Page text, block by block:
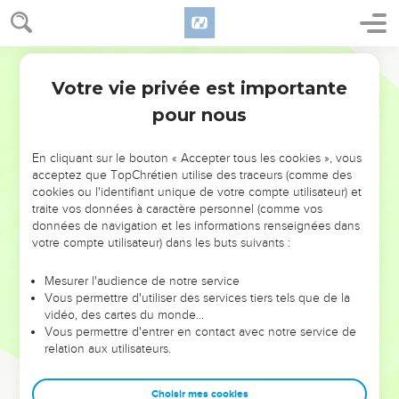
NE MANQUEZ PAS L’ÉVÉNEMENT
DE L’ANNÉE !
ET SI LEURS ERREURS POUVAIENT VOUS ÉVITER LES
VOTRES ?
leur foi ou leur vision. Mais on voit moins les doutes, les erreurs
et les saisons difficiles qu'ils ont traversés, alors même que ce
sont elles qui les ont façonnés.
Dans cette conférence, leaders, entrepreneurs, et responsables
clés pour avancer avec plus de sagesse afin que leurs erreurs
Votre vie privée est importante
pour nous
En cliquant sur le bouton « Accepter tous les cookies », vous
acceptez que TopChrétien utilise des traceurs (comme des
cookies ou l'identifiant unique de votre compte utilisateur) et
traite vos données à caractère personnel (comme vos
données de navigation et les informations renseignées dans
votre compte utilisateur) dans les buts suivants :
Mesurer l'audience de notre service
Vous permettre d'utiliser des services tiers tels que de la
vidéo, des cartes du monde…
Vous permettre d'entrer en contact avec notre service de
relation aux utilisateurs.
Choisir mes cookies